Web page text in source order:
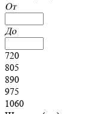
От
До
720
805
890
975
1060